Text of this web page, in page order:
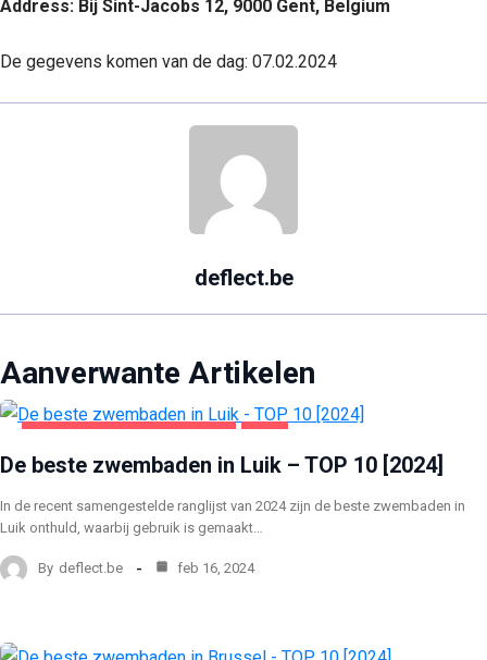
Address: Bij Sint-Jacobs 12, 9000 Gent, Belgium
De gegevens komen van de dag: 07.02.2024
deflect.be
Aanverwante Artikelen
GEZONDHEID EN SCHOONHEID LUIK
De beste zwembaden in Luik – TOP 10 [2024]
In de recent samengestelde ranglijst van 2024 zijn de beste zwembaden in
Luik onthuld, waarbij gebruik is gemaakt…
By deflect.be feb 16, 2024